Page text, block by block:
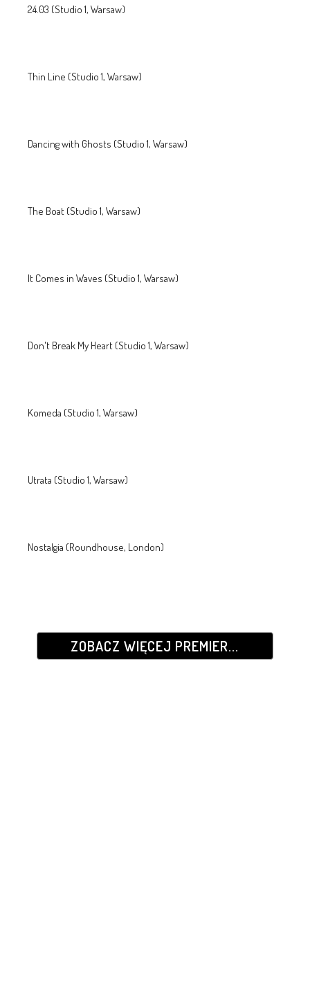
24.03 (Studio 1, Warsaw)
Thin Line (Studio 1, Warsaw)
Dancing with Ghosts (Studio 1, Warsaw)
The Boat (Studio 1, Warsaw)
It Comes in Waves (Studio 1, Warsaw)
Don't Break My Heart (Studio 1, Warsaw)
Komeda (Studio 1, Warsaw)
Utrata (Studio 1, Warsaw)
Nostalgia (Roundhouse, London)
ZOBACZ WIĘCEJ PREMIER...